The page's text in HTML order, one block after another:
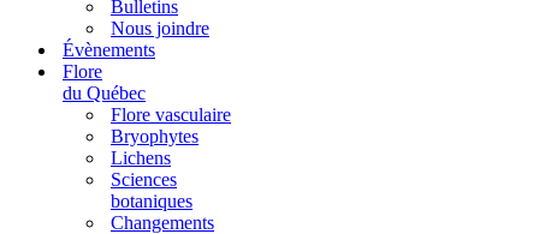
Bulletins
Nous joindre
Évènements
Flore
du Québec
Flore vasculaire
Bryophytes
Lichens
Sciences
botaniques
Changements